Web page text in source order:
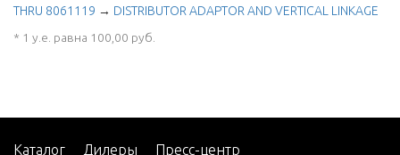
THRU 8061119 → DISTRIBUTOR ADAPTOR AND VERTICAL LINKAGE
* 1 у.е. равна 100,00 руб.
Каталог Дилеры Пресс-центр